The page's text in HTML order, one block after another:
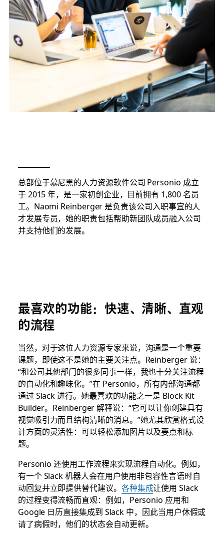
总部位于慕尼黑的人力资源软件公司 Personio 成立
于 2015 年，是一家初创企业，目前拥有 1,800 名员
工。Naomi Reinberger 是负责该公司入职事宜的人
才发展专员，她的职责包括帮助新团队成员融入公司
并支持他们的发展。
最喜欢的功能：快速、清晰、直观
的流程
当然，对于这位人力资源专家来说，沟通是一个重要
课题，即使这不是她的主要关注点。Reinberger 说：
“和公司其他部门的很多同事一样，我也十分关注流程
的自动化和趣味化。”在 Personio，所有内部沟通都
通过 Slack 进行。她最喜欢的功能之一是 Block Kit
Builder。Reinberger 解释说：“它可以让你创建具有
视觉吸引力而且结构清晰的消息。”她尤其欣赏格式设
计方面的灵活性：可以轻松添加图片以及要点和标
题。
Personio 还使用工作流程来实现流程自动化。例如，
有一个 Slack 机器人会在用户使用非包容性言语时自
动回复并立即提供替代建议。 各种集成让使用 Slack
的过程变得流畅而直观：例如，Personio 应用和
Google 日历直接集成到 Slack 中，因此当用户休假或
请了病假时，他们的状态会自动更新。